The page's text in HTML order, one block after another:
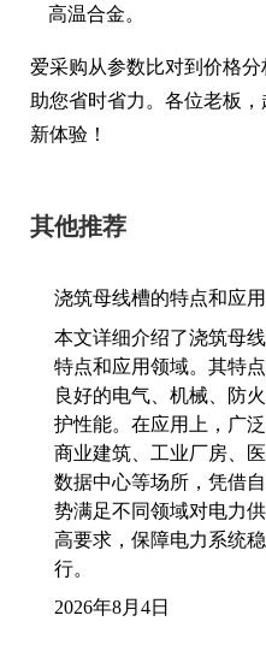
高温合金。
爱采购从参数比对到价格
助您省时省力。各位老板
新体验！
其他推荐
浇筑母线槽的特点和应
本文详细介绍了浇筑母
特点和应用领域。其特
良好的电气、机械、防
护性能。在应用上，广
商业建筑、工业厂房、
数据中心等场所，凭借
势满足不同领域对电力
高要求，保障电力系统
行。
2026年8月4日